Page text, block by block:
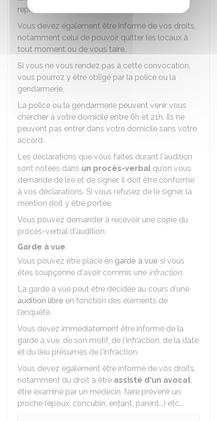
reprochée.
Vous devez également être informé de vos droits,
notamment celui de pouvoir quitter les locaux à
tout moment ou de vous taire.
Si vous ne vous rendez pas à cette convocation,
vous pourrez y être obligé par la police ou la
gendarmerie.
La police ou la gendarmerie peuvent venir vous
chercher à votre domicile entre 6h et 21h. Ils ne
peuvent pas entrer dans votre domicile sans votre
accord.
Les déclarations que vous faites durant l'audition
sont notées dans un procès-verbal qu'on vous
demande de lire et de signer. Il doit être conforme
à vos déclarations. Si vous refusez de le signer, la
mention doit y être portée.
Vous pouvez demander à recevoir une copie du
procès-verbal d'audition.
Garde à vue
Vous pouvez être placé en garde à vue si vous
êtes soupçonné d'avoir commis une infraction.
La garde à vue peut être décidée au cours d'une
audition libre en fonction des éléments de
l'enquête.
Vous devez immédiatement être informé de la
garde à vue, de son motif, de l'infraction, de la date
et du lieu présumés de l'infraction.
Vous devez également être informé de vos droits,
notamment du droit à être assisté d'un avocat,
être examiné par un médecin, faire prévenir un
proche (époux, concubin, entant, parent...) etc...